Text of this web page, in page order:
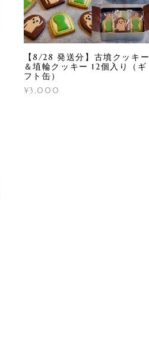
【8/28 発送分】古墳クッキー
＆埴輪クッキー 12個入り（ギ
フト缶）
¥3,000